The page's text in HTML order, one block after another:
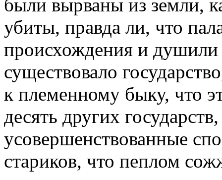
были вырваны из земли,
убиты, правда ли, что
происхождения и душили
существовало
к племенному быку, что
десять других
усовершенствованные
стариков, что пеплом